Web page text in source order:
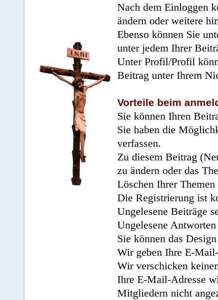
Nach dem Einloggen
ändern oder weitere
Ebenso können Sie
unter jedem Ihrer
Unter Profil/Profil
Beitrag unter Ihrem
Vorteile beim
Sie können Ihren
Sie haben die
verfassen.
Zu diesem Beitrag
zu ändern oder das
Löschen Ihrer
Die Registrierung ist
Ungelesene Beiträge
Ungelesene
Sie können das
Wir geben Ihre E-
Wir verschicken
Ihre E-Mail-Adresse
Mitgliedern nicht